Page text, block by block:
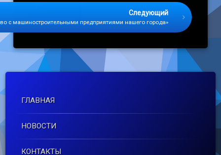
Следующий
с машиностроительными предприятиями нашего города»
ГЛАВНАЯ
НОВОСТИ
КОНТАКТЫ